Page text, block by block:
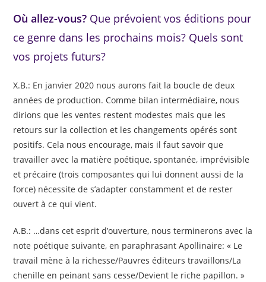
Où allez-vous? Que prévoient vos éditions pour
ce genre dans les prochains mois? Quels sont
vos projets futurs?
X.B.: En janvier 2020 nous aurons fait la boucle de deux
années de production. Comme bilan intermédiaire, nous
dirions que les ventes restent modestes mais que les
retours sur la collection et les changements opérés sont
positifs. Cela nous encourage, mais il faut savoir que
travailler avec la matière poétique, spontanée, imprévisible
et précaire (trois composantes qui lui donnent aussi de la
force) nécessite de s’adapter constamment et de rester
ouvert à ce qui vient.
A.B.: …dans cet esprit d’ouverture, nous terminerons avec la
note poétique suivante, en paraphrasant Apollinaire: « Le
travail mène à la richesse/Pauvres éditeurs travaillons/La
chenille en peinant sans cesse/Devient le riche papillon. »